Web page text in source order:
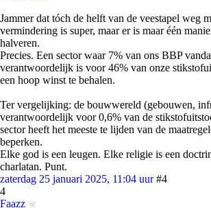
Jammer dat tóch de helft van de veestapel weg
vermindering is super, maar er is maar één
halveren.
Precies. Een sector waar 7% van ons BBP
verantwoordelijk is voor 46% van onze
een hoop winst te behalen.
Ter vergelijking: de bouwwereld (gebouwen,
verantwoordelijk voor 0,6% van de
sector heeft het meeste te lijden van de
beperken.
Elke god is een leugen. Elke religie is een
charlatan. Punt.
zaterdag 25 januari 2025, 11:04 uur #4
4
Faazz